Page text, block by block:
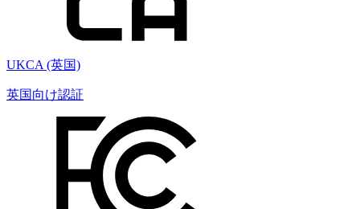
UKCA (英国)
英国向け認証